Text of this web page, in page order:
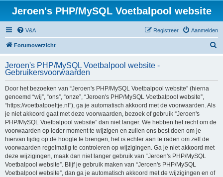
Jeroen's PHP/MySQL Voetbalpool website
V&A Aanmelden
Registreer
Forumoverzicht
k
Jeroen's PHP/MySQL Voetbalpool website -
Gebruikersvoorwaarden
Door het bezoeken van “Jeroen's PHP/MySQL Voetbalpool website” (hierna
genoemd “wij”, “ons”, “onze”, “Jeroen's PHP/MySQL Voetbalpool website”,
“https://voetbalpoeltje.nl”), ga je automatisch akkoord met de voorwaarden. Als
je niet akkoord gaat met deze voorwaarden, bezoek of gebruik “Jeroen's
PHP/MySQL Voetbalpool website” dan niet langer. We hebben het recht om de
voorwaarden op ieder moment te wijzigen en zullen ons best doen om je
hiervan tijdig op de hoogte te brengen, het is echter aan te raden om zelf de
voorwaarden regelmatig te controleren op wijzigingen. Ga je niet akkoord met
deze wijzigingen, maak dan niet langer gebruik van “Jeroen's PHP/MySQL
Voetbalpool website”. Blijf je gebruik maken van “Jeroen's PHP/MySQL
Voetbalpool website”, dan ga je automatisch akkoord met de wijzigingen en of